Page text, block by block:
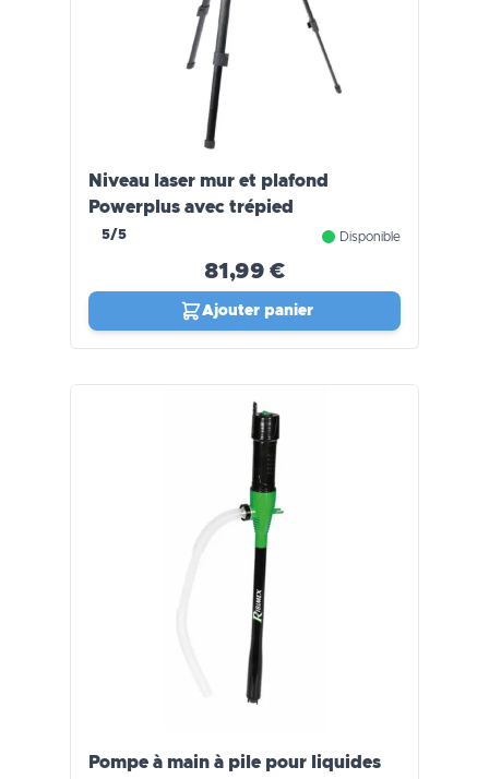
Niveau laser mur et plafond
Powerplus avec trépied
5/5 Disponible
81,99 €
Ajouter panier
Pompe à main à pile pour liquides